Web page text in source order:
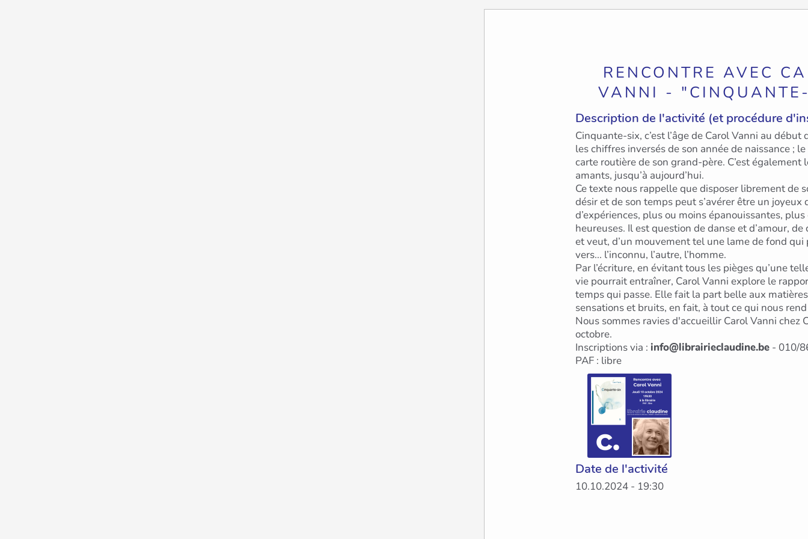
RENCONTRE AVEC
VANNI -
Description de l'activité (et procédure
Cinquante-six, c’est l’âge de Carol Vanni au début
les chiffres inversés de son année de naissance ;
carte routière de son grand-père. C’est également
amants, jusqu’à aujourd’hui.
Ce texte nous rappelle que disposer librement de
désir et de son temps peut s’avérer être un joyeux
d’expériences, plus ou moins épanouissantes,
heureuses. Il est question de danse et d’amour, de
et veut, d’un mouvement tel une lame de fond qui
vers... l’inconnu, l’autre, l’homme.
Par l’écriture, en évitant tous les pièges qu’une
vie pourrait entraîner, Carol Vanni explore le
temps qui passe. Elle fait la part belle aux
sensations et bruits, en fait, à tout ce qui nous
Nous sommes ravies d'accueillir Carol Vanni chez
octobre.
Inscriptions via : info@librairieclaudine.be- 010/
PAF : libre
Date de l'activité
10.10.2024 - 19:30